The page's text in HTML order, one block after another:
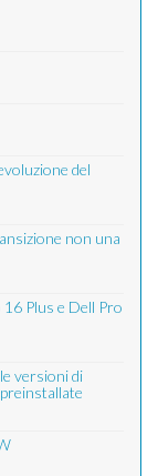
del
non una
Plus e Dell Pro
versioni di